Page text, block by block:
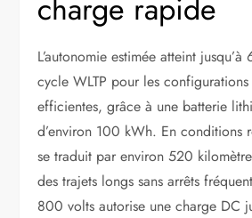
charge rapide
L’autonomie estimée atteint
cycle WLTP pour les
efficientes, grâce à une batterie
d’environ 100 kWh. En conditions
se traduit par environ 520
des trajets longs sans arrêts
800 volts autorise une charge DC